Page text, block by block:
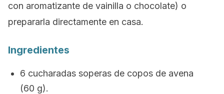
con aromatizante de vainilla o chocolate) o
prepararla directamente en casa.
Ingredientes
6 cucharadas soperas de copos de avena
(60 g).